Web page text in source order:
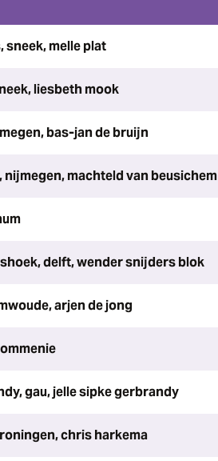
melle plat
liesbeth mook
bas-jan de bruijn
nijmegen, machteld van beusichem
delft, wender snijders blok
arjen de jong
gau, jelle sipke gerbrandy
chris harkema